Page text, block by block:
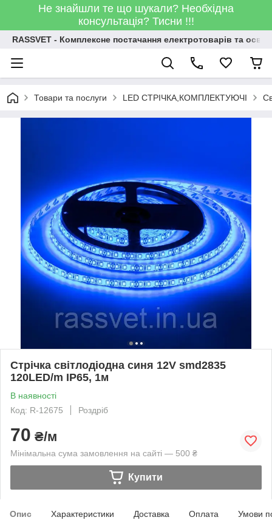
Не знайшли те що шукали? Необхідна
консультація? Тисни !!!
RASSVET - Комплексне постачання електротоварів та
Товари та послуги LED СТРІЧКА,КОМПЛЕКТУЮЧІ
Стрічка світлодіодна синя 12V smd2835
120LED/m IP65, 1м
В наявності
Код: R-12675
Роздріб
70 ₴/м
Мінімальна сума замовлення на сайті — 500 ₴
Купити
Опис Характеристики Доставка Оплата Умови